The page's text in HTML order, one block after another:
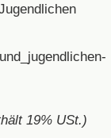
19% USt.)